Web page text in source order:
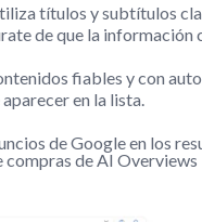
títulos y subtítulos
de que la información
fiables y con
en la lista.
de Google en los
compras de AI Overviews